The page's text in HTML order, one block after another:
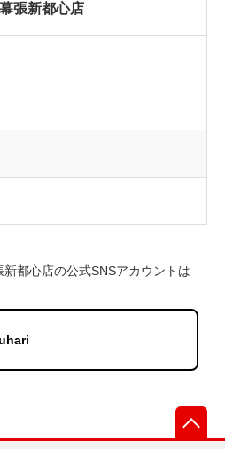
張新都心店
都心店の公式SNSアカウントは